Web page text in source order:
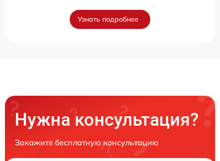
Узнать подробнее
Нужна консультация?
Закажите бесплатную консультацию